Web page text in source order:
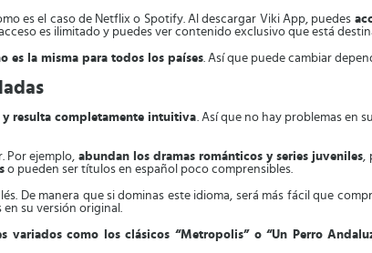
es el caso de Netflix o Spotify. Al descargar Viki App, puedes
es ilimitado y puedes ver contenido exclusivo que está
es la misma para todos los países. Así que puede cambiar
resulta completamente intuitiva. Así que no hay problemas en
Por ejemplo, abundan los dramas románticos y series juveniles,
o pueden ser títulos en español poco comprensibles.
De manera que si dominas este idioma, será más fácil que
en su versión original.
variados como los clásicos “Metropolis” o “Un Perro